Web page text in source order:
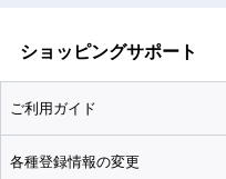
ショッピングサポート
ご利用ガイド
各種登録情報の変更